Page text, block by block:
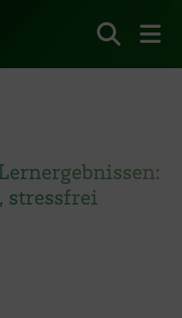
stressfrei